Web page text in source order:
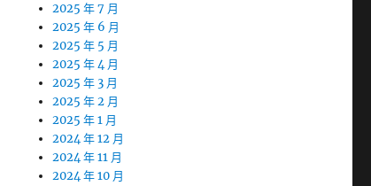
2025 年 7 月
2025 年 6 月
2025 年 5 月
2025 年 4 月
2025 年 3 月
2025 年 2 月
2025 年 1 月
2024 年 12 月
2024 年 11 月
2024 年 10 月